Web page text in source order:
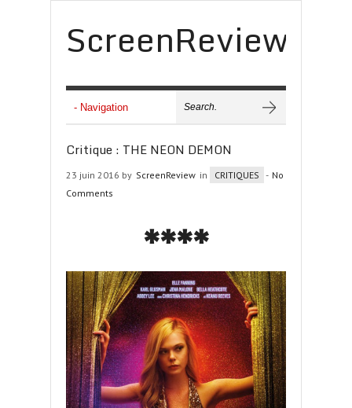
ScreenReview
Critique : THE NEON DEMON
23 juin 2016 by ScreenReview in CRITIQUES - No
Comments
****